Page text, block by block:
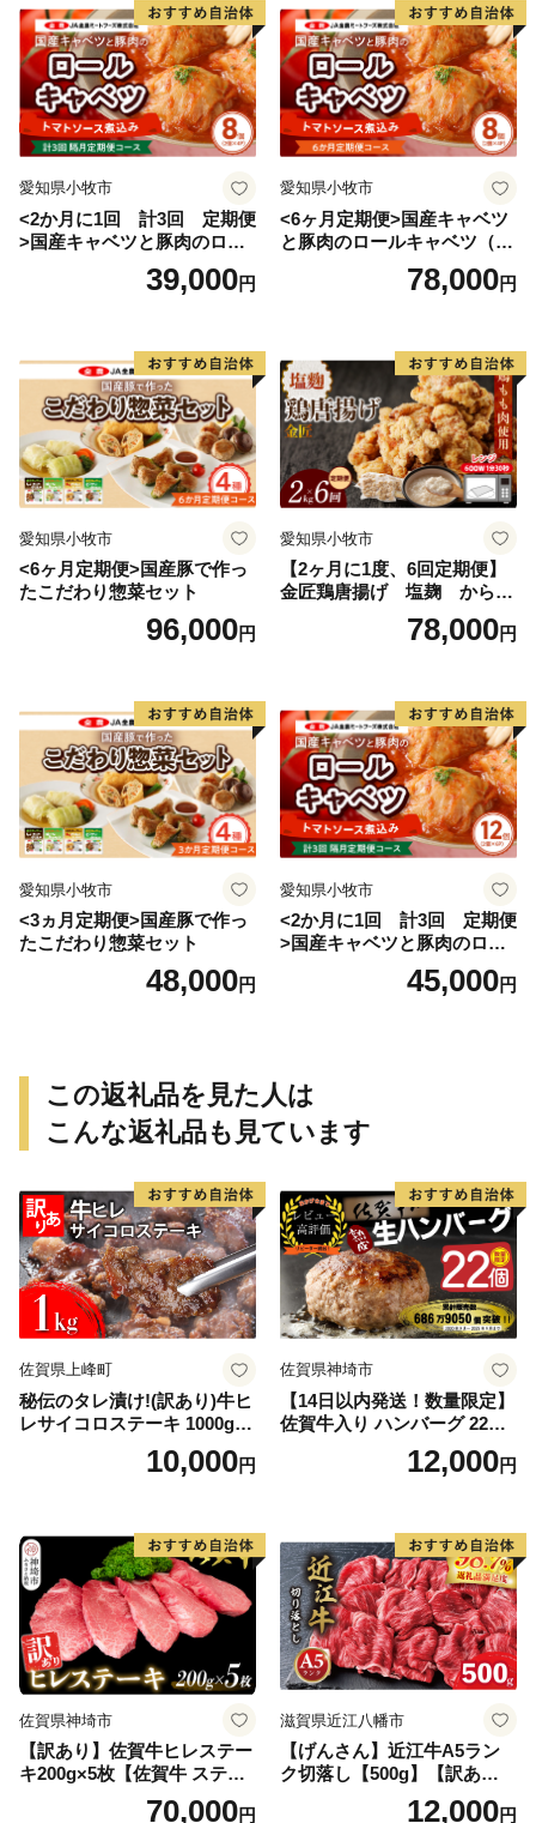
愛知県小牧市
<2か月に1回 計3回 定期便
>国産キャベツと豚肉のロー
ルキャベツ（4P入り）
39,000円
愛知県小牧市
<6ヶ月定期便>国産キャベツ
と豚肉のロールキャベツ（4P
78,000円
愛知県小牧市
<6ヶ月定期便>国産豚で作っ
たこだわり惣菜セット
96,000円
愛知県小牧市
【2ヶ月に1度、6回定期便】
金匠鶏唐揚げ 塩麹 からあ
78,000円
愛知県小牧市
<3ヵ月定期便>国産豚で作っ
たこだわり惣菜セット
48,000円
愛知県小牧市
<2か月に1回 計3回 定期便
>国産キャベツと豚肉のロー
ルキャベツ（6P入り）
45,000円
この返礼品を見た人は
こんな返礼品も見ています
佐賀県上峰町
秘伝のタレ漬け!(訳あり)牛ヒ
レサイコロステーキ 1000g
10,000円
佐賀県神埼市
【14日以内発送！数量限定】
佐賀牛入り ハンバーグ 22個
2.6kg(120g×22個)【佐賀牛
黒毛和牛 ブランド牛 九州 ハ
気】(H083106)
12,000円
佐賀県神埼市
【訳あり】佐賀牛ヒレステー
キ200g×5枚【佐賀牛 ステー
キ ブランド肉 ヒレ肉 フィレ
70,000円
滋賀県近江八幡市
【げんさん】近江牛A5ラン
ク切落し【500g】【訳あり】
12,000円